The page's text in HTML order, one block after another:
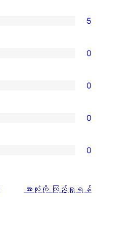
5
0
0
0
0
သုံးသပ်
အားလုံးကို ကြည့်ရှုရန်